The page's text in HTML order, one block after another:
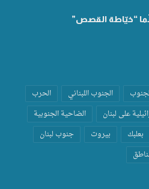
“خيّاطة القصص”
الجنوب اللبناني
الحرب
على لبنان
الضاحية الجنوبية
بعلبك بيروت
جنوب لبنان